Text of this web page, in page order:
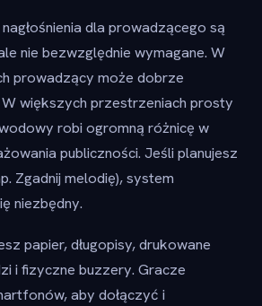
dla prowadzącego są
nie bezwzględnie wymagane. W
prowadzący może dobrze
większych przestrzeniach prosty
robi ogromną różnicę w
publiczności. Jeśli planujesz
Zgadnij melodię), system
niezbędny.
papier, długopisy, drukowane
i fizyczne buzzery. Gracze
aby dołączyć i